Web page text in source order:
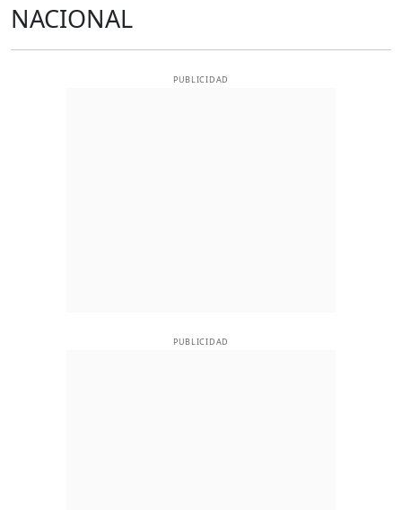
NACIONAL
PUBLICIDAD
PUBLICIDAD